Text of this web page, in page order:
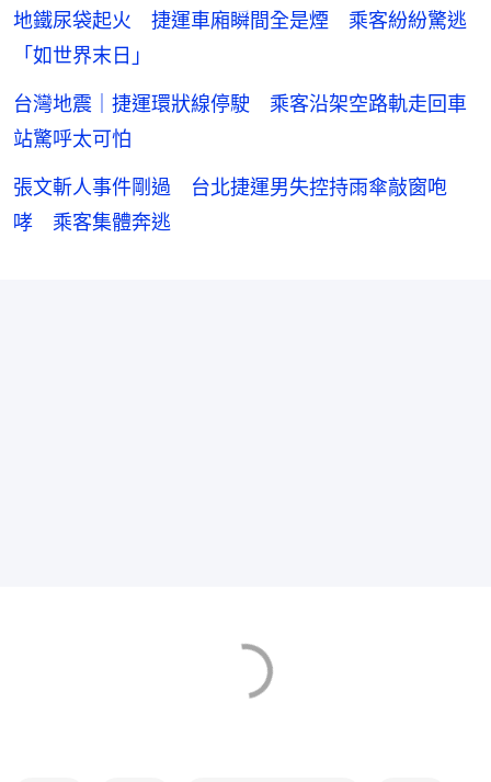
地鐵尿袋起火 捷運車廂瞬間全是煙 乘客紛紛驚逃
「如世界末日」
台灣地震｜捷運環狀線停駛 乘客沿架空路軌走回車
站驚呼太可怕
張文斬人事件剛過 台北捷運男失控持雨傘敲窗咆
哮 乘客集體奔逃